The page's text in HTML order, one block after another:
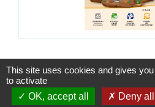
This site uses cookies and gives
to activate
OK, accept all
Deny